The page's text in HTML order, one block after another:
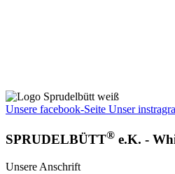
Unsere facebook-Seite Unser
SPRUDELBÜTT® e.K. -
Unsere Anschrift